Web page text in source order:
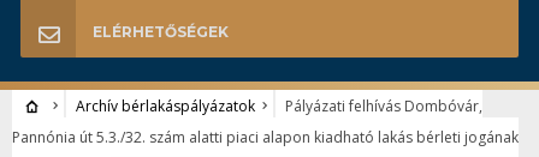
ELÉRHETŐSÉGEK
Archív bérlakáspályázatok
Pályázati felhívás Dombóvár,
Pannónia út 5.3./32. szám alatti piaci alapon kiadható lakás bérleti jogának